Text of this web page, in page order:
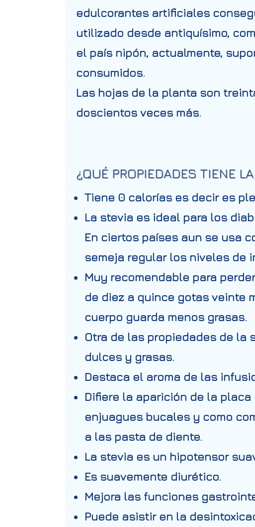
edulcorantes artificiales
utilizado desde antiquísimo,
el país nipón, actualmente,
consumidos.
Las hojas de la planta son
doscientos veces más.
¿QUÉ PROPIEDADES TIENE
Tiene 0 calorías es decir es
La stevia es ideal para los
En ciertos países aun se usa
semeja regular los niveles de
Muy recomendable para
de diez a quince gotas veinte
cuerpo guarda menos grasas.
Otra de las propiedades de la
dulces y grasas.
Destaca el aroma de las
Difiere la aparición de la
enjuagues bucales y como
a las pasta de diente.
La stevia es un hipotensor
Es suavemente diurético.
Mejora las funciones
Puede asistir en la